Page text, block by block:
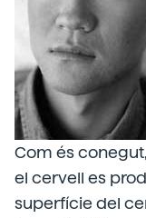
Com és
el cervell es
superfície del